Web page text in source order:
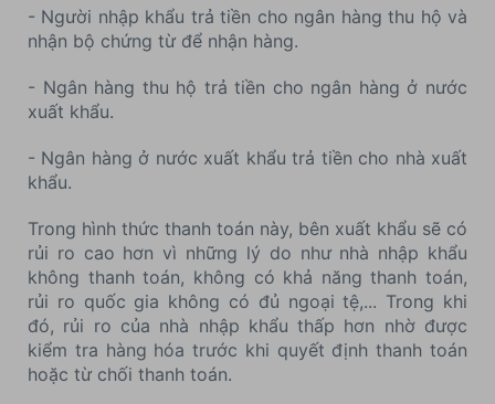
- Người nhập khẩu trả tiền cho ngân hàng thu hộ và
nhận bộ chứng từ để nhận hàng.
- Ngân hàng thu hộ trả tiền cho ngân hàng ở nước
xuất khẩu.
- Ngân hàng ở nước xuất khẩu trả tiền cho nhà xuất
khẩu.
Trong hình thức thanh toán này, bên xuất khẩu sẽ có
rủi ro cao hơn vì những lý do như nhà nhập khẩu
không thanh toán, không có khả năng thanh toán,
rủi ro quốc gia không có đủ ngoại tệ,... Trong khi
đó, rủi ro của nhà nhập khẩu thấp hơn nhờ được
kiểm tra hàng hóa trước khi quyết định thanh toán
hoặc từ chối thanh toán.